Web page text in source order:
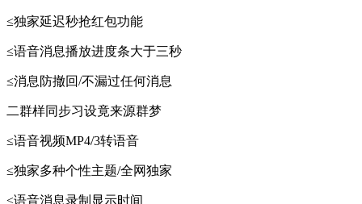
≤独家延迟秒抢红包功能
≤语音消息播放进度条大于三秒
≤消息防撤回/不漏过任何消息
二群样同步习设竟来源群梦
≤语音视频MP4/3转语音
≤独家多种个性主题/全网独家
≤语音消息录制显示时间